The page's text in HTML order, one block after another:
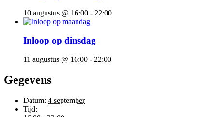
10 augustus @ 16:00 - 22:00
Inloop op dinsdag
11 augustus @ 16:00 - 22:00
Gegevens
Datum: 4 september
Tijd: